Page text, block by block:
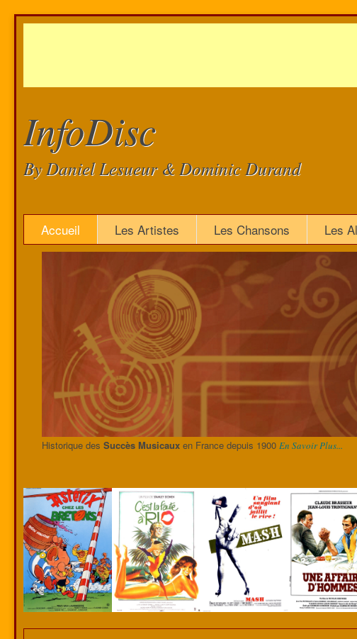
InfoDisc
By Daniel Lesueur & Dominic Durand
Accueil Les Artistes Les Chansons Les
Historique des Succès Musicauxen France depuis 1900 En Savoir Plus...